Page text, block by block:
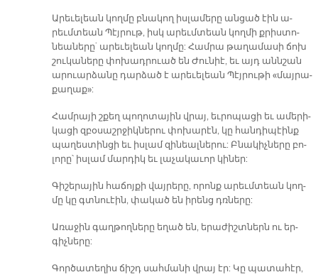
Ա­րե­ւե­լեան կող­մը բնա­կող իս­լա­մե­րը ան­ցած էին ա­
րեւմ­տեան Պէյ­րութ, իսկ ա­րեւմ­տեան կող­մի քրիս­տո­
նեա­նե­րը` ա­րե­ւե­լեան կող­մը: Համ­րա թա­ղա­մա­սի ճոխ
շու­կա­նե­րը փո­խադ­րուած են Ժու­նիէ, եւ այդ անն­շան
ա­րուար­ձա­նը դար­ձած է ա­րե­ւե­լեան Պէյ­րու­թի «մայ­րա­
քա­ղաք»:
Համ­րա­յի շքեղ պո­ղո­տա­յին վրայ, եւ­րո­պա­ցի եւ ա­մե­րի­
կա­ցի զբօ­սաշր­ջիկ­նե­րու փո­խա­րէն, կը հան­դի­պէինք
պա­ղես­տին­ցի եւ իս­լամ զի­նեալ­նե­րու: Բնա­կիչ­նե­րը բո­
լո­րը՝ իս­լամ մար­դիկ եւ լա­չա­կա­ւոր կի­ներ:
Գի­շե­րա­յին հա­ճոյ­քի վայ­րե­րը, ո­րոնք ա­րեւմ­տեան կող­
մը կը գտնուէին, փա­կած են ի­րենց դռնե­րը:
Ա­ռա­ջին գաղ­թող­նե­րը ե­ղած են, ե­րա­ժիշտ­ներն ու եր­
գիչ­նե­րը:
Գոր­ծա­տե­ղիս ճիշդ սահ­մա­նի վրայ էր: Կը պա­տա­հէր,